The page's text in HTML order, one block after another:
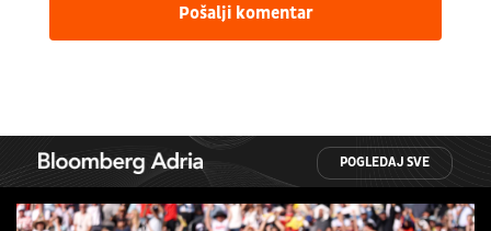
Pošalji komentar
POGLEDAJ SVE